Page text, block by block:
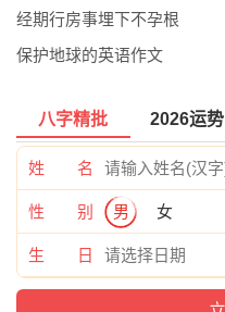
经期行房事埋下不孕根
保护地球的英语作文
八字精批 2026运势
姓 名
性 别 男 女
生 日